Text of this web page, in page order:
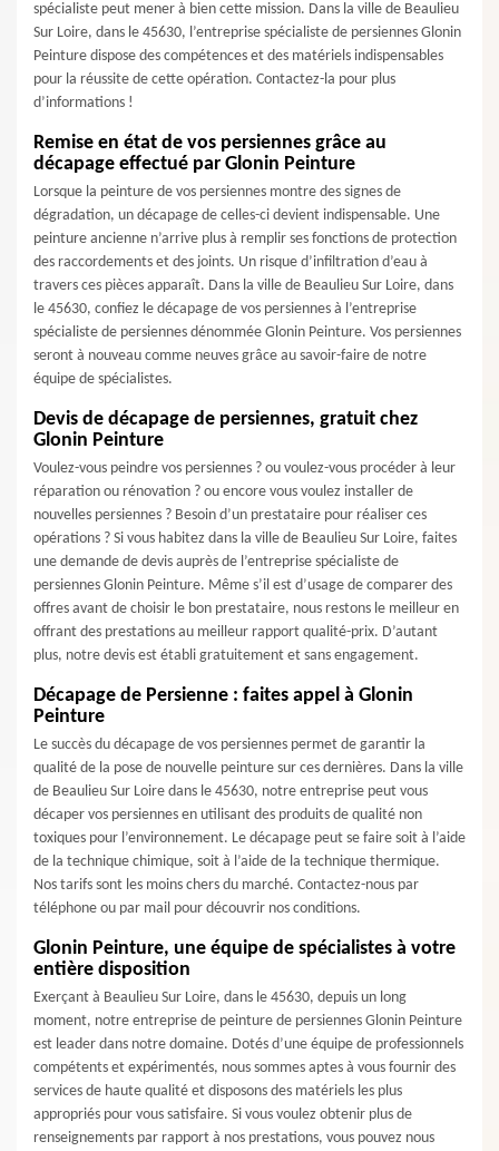
spécialiste peut mener à bien cette mission. Dans la ville de Beaulieu
Sur Loire, dans le 45630, l’entreprise spécialiste de persiennes Glonin
Peinture dispose des compétences et des matériels indispensables
pour la réussite de cette opération. Contactez-la pour plus
d’informations !
Remise en état de vos persiennes grâce au
décapage effectué par Glonin Peinture
Lorsque la peinture de vos persiennes montre des signes de
dégradation, un décapage de celles-ci devient indispensable. Une
peinture ancienne n’arrive plus à remplir ses fonctions de protection
des raccordements et des joints. Un risque d’infiltration d’eau à
travers ces pièces apparaît. Dans la ville de Beaulieu Sur Loire, dans
le 45630, confiez le décapage de vos persiennes à l’entreprise
spécialiste de persiennes dénommée Glonin Peinture. Vos persiennes
seront à nouveau comme neuves grâce au savoir-faire de notre
équipe de spécialistes.
Devis de décapage de persiennes, gratuit chez
Glonin Peinture
Voulez-vous peindre vos persiennes ? ou voulez-vous procéder à leur
réparation ou rénovation ? ou encore vous voulez installer de
nouvelles persiennes ? Besoin d’un prestataire pour réaliser ces
opérations ? Si vous habitez dans la ville de Beaulieu Sur Loire, faites
une demande de devis auprès de l’entreprise spécialiste de
persiennes Glonin Peinture. Même s’il est d’usage de comparer des
offres avant de choisir le bon prestataire, nous restons le meilleur en
offrant des prestations au meilleur rapport qualité-prix. D’autant
plus, notre devis est établi gratuitement et sans engagement.
Décapage de Persienne : faites appel à Glonin
Peinture
Le succès du décapage de vos persiennes permet de garantir la
qualité de la pose de nouvelle peinture sur ces dernières. Dans la ville
de Beaulieu Sur Loire dans le 45630, notre entreprise peut vous
décaper vos persiennes en utilisant des produits de qualité non
toxiques pour l’environnement. Le décapage peut se faire soit à l’aide
de la technique chimique, soit à l’aide de la technique thermique.
Nos tarifs sont les moins chers du marché. Contactez-nous par
téléphone ou par mail pour découvrir nos conditions.
Glonin Peinture, une équipe de spécialistes à votre
entière disposition
Exerçant à Beaulieu Sur Loire, dans le 45630, depuis un long
moment, notre entreprise de peinture de persiennes Glonin Peinture
est leader dans notre domaine. Dotés d’une équipe de professionnels
compétents et expérimentés, nous sommes aptes à vous fournir des
services de haute qualité et disposons des matériels les plus
appropriés pour vous satisfaire. Si vous voulez obtenir plus de
renseignements par rapport à nos prestations, vous pouvez nous